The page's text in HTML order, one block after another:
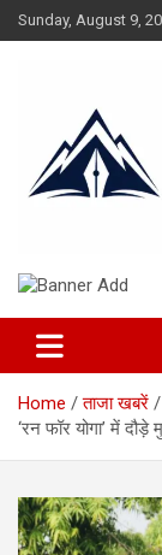
Skip
to
Sunday, August 9,
The
Home
ताजा खबरें
‘रन फॉर योगा’ में